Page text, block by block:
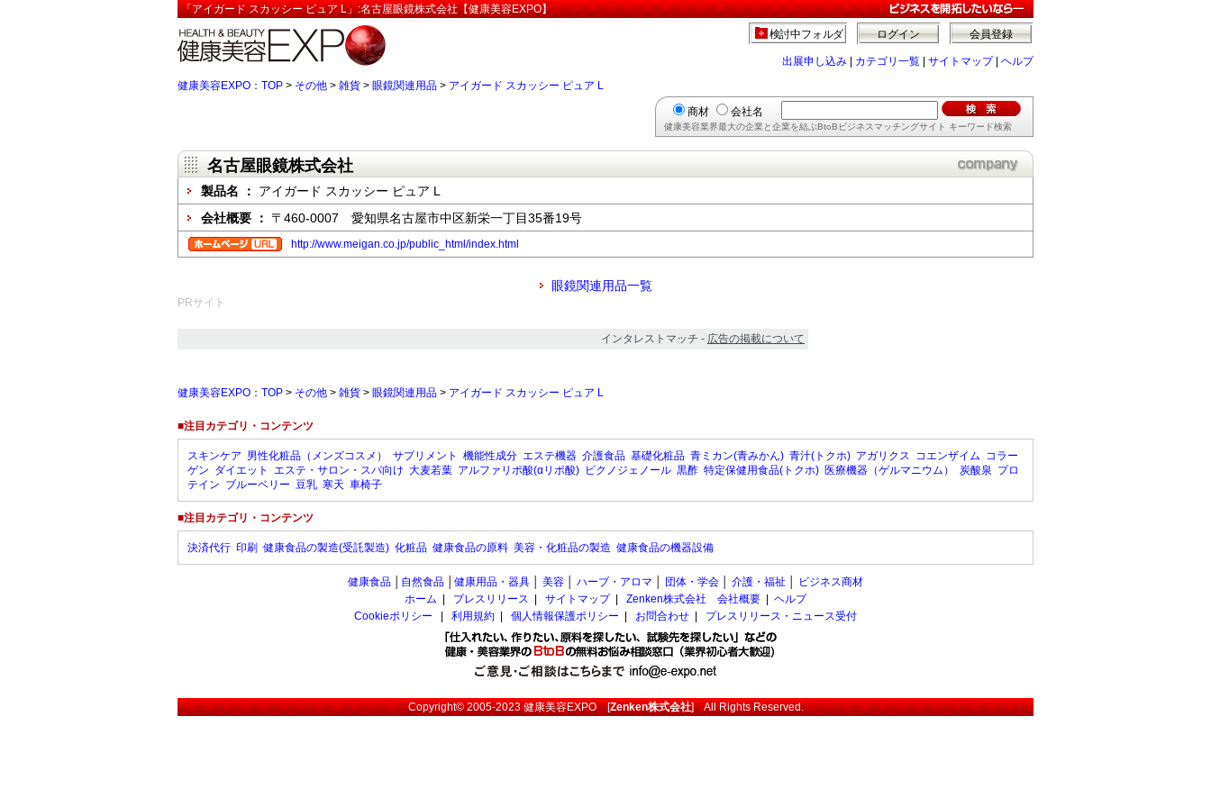
「アイガード スカッシー ピュア L」:名古屋眼鏡株式会社【健康美容EXPO】
会員登録
ログイン
検討中フォルダ
出展申し込み カテゴリ一覧 サイトマップ| ヘルプ
健康美容EXPO：TOP > その他 > 雑貨 > 眼鏡関連用品 > アイガード スカッシー ピュア L
商材 会社名
健康美容業界最大の企業と企業を結ぶBtoBビジネスマッチングサイト キーワード検索
名古屋眼鏡株式会社
製品名 ： アイガード スカッシー ピュア L
会社概要 ： 〒460-0007 愛知県名古屋市中区新栄一丁目35番19号
http://www.meigan.co.jp/public_html/index.html
眼鏡関連用品一覧
PRサイト
インタレストマッチ - 広告の掲載について
健康美容EXPO：TOP > その他 > 雑貨 > 眼鏡関連用品 > アイガード スカッシー ピュア L
■注目カテゴリ・コンテンツ
スキンケア 男性化粧品（メンズコスメ） サプリメント 機能性成分 エステ機器 介護食品 基礎化粧品 青ミカン(青みかん) 青汁(トクホ) アガリクス コエンザイム コラー
ゲン ダイエット エステ・サロン・スパ向け 大麦若葉 アルファリポ酸(αリポ酸) ピクノジェノール 黒酢 特定保健用食品(トクホ) 医療機器（ゲルマニウム） 炭酸泉 プロ
テイン ブルーベリー 豆乳 寒天 車椅子
■注目カテゴリ・コンテンツ
決済代行 印刷 健康食品の製造(受託製造) 化粧品 健康食品の原料 美容・化粧品の製造 健康食品の機器設備
健康食品 自然食品 健康用品・器具 美容 ハーブ・アロマ 団体・学会 介護・福祉
ビジネス商材
ホーム
プレスリリース サイトマップ| Zenken株式会社 会社概要
ヘルプ
Cookieポリシー
利用規約 個人情報保護ポリシー お問合わせ プレスリリース・ニュース受付
Copyright© 2005-2023健康美容EXPO[Zenken株式会社] All Rights Reserved.